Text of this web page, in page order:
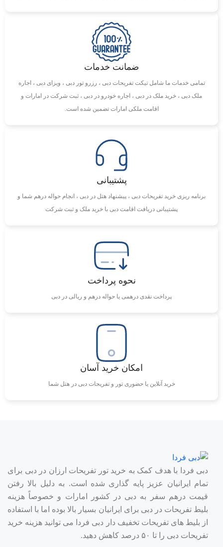
ضمانت خدمات
تمامی خدمات ما شامل تیکت تفریحات دبی ، رزرو تور دبی ، ویزای دبی ، اجاره
ملک دبی ، خرید ملک در دبی ، اجاره خودرو در دبی ، ثبت شرکت در امارات و
اقامت ملکی امارات تضمین شده است.
پشتیبانی
برنامه ریزی خرید تفریحات دبی ، پیشنهاد هتل در دبی ، انجام حواله درهم شما و
پشتیبانی دریافت اقامت دبی با خرید ملک و ثبت شرکت
نحوه پرداخت
پرداخت نقدی درهمی یا حواله درهم و ریالی در دبی
امکان خرید آسان
خرید آنلاین یا حضوری تور و تفریحات دبی در هتل شما
دبی فردا با هدف کمک به خرید تور تفریحات ارزان در دبی برای
تمام ایرانیان عزیز پایه گذاری شده است. به دلیل بالا رفتن
قیمت درهم سفر به دبی در کشور امارات و خصوصاً هزینه
بلیط تفریحات در دبی برای ایرانیان بسیار بالا بوده اما با استفاده
از بلیط های تفریحات تخفیف دار دبی فردا می توانید هزینه خرید
تفریحات دبی را تا ۵۰ درصد کاهش دهید.